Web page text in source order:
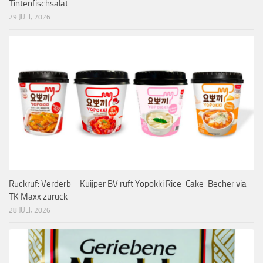
Tintenfischsalat
29 JULI, 2026
Rückruf: Verderb – Kuijper BV ruft Yopokki Rice-Cake-Becher via
TK Maxx zurück
28 JULI, 2026